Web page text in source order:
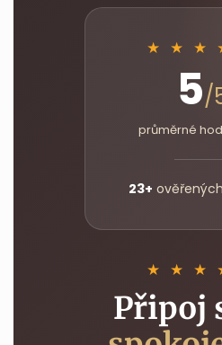
★ ★ ★
5/
průměrné
23+
★ ★ ★
Připoj